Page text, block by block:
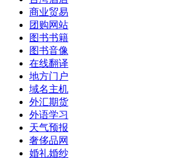
商业贸易
团购网站
图书书籍
图书音像
在线翻译
地方门户
域名主机
外汇期货
外语学习
天气预报
奢侈品网
婚礼婚纱